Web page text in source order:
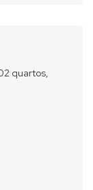
quartos,